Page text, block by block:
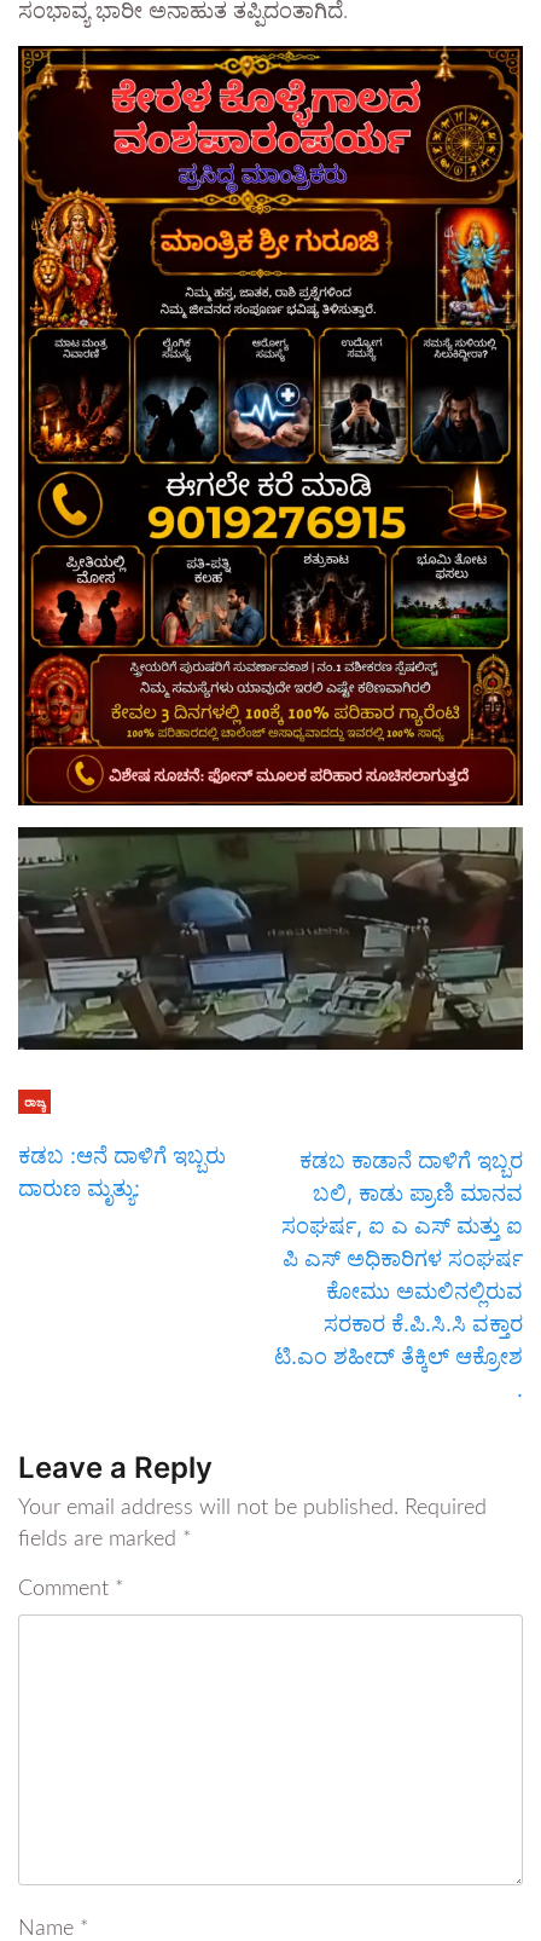
ಸಂಭಾವ್ಯ ಭಾರೀ ಅನಾಹುತ ತಪ್ಪಿದಂತಾಗಿದೆ.
ರಾಜ್ಯ
ಕಡಬ :ಆನೆ ದಾಳಿಗೆ ಇಬ್ಬರು
ದಾರುಣ ಮೃತ್ಯು:
ಕಡಬ ಕಾಡಾನೆ ದಾಳಿಗೆ ಇಬ್ಬರ
ಬಲಿ, ಕಾಡು ಪ್ರಾಣಿ ಮಾನವ
ಸಂಘರ್ಷ, ಐ ಎ ಎಸ್ ಮತ್ತು ಐ
ಪಿ ಎಸ್ ಅಧಿಕಾರಿಗಳ ಸಂಘರ್ಷ
ಕೋಮು ಅಮಲಿನಲ್ಲಿರುವ
ಸರಕಾರ ಕೆ.ಪಿ.ಸಿ.ಸಿ ವಕ್ತಾರ
ಟಿ.ಎಂ ಶಹೀದ್ ತೆಕ್ಕಿಲ್ ಆಕ್ರೋಶ
.
Leave a Reply
Your email address will not be published. Required
fields are marked *
Comment *
Name *